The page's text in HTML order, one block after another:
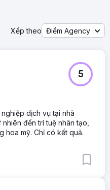
Xếp theo Điểm Agency
5
dịch vụ tại nhà
đến trí tuệ nhân tạo,
hoa mỹ. Chỉ có kết quả.